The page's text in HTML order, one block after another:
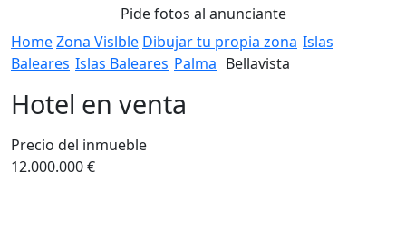
Pide fotos al anunciante
HomeZona Vislble Dibujar tu propia zona Islas
Baleares Islas Baleares Palma Bellavista
Hotel en venta
Precio del inmueble
12.000.000 €